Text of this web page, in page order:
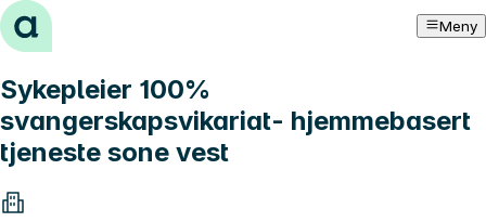
Hopp til innhold Meny
Sykepleier 100%
svangerskapsvikariat- hjemmebasert
tjeneste sone vest